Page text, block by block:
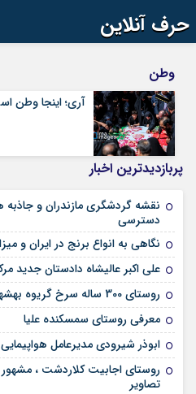
حرف آنلاین
آپارات
رمز عبور
وطن
آری؛ اینجا وطن
پربازدیدترین اخبار
دسترسی
نگاهی به انواع برنج در ایران و
علی‌ اکبر عالیشاه دادستان جدید
روستای 300 ساله سرخ ‌گریوه بهشهر با اهالی کردستان + تصاویر
معرفی روستای سمسکنده علیا
ابوذر شیرودی مدیرعامل
روستای اجابیت کلاردشت ، مشهور
تصاویر